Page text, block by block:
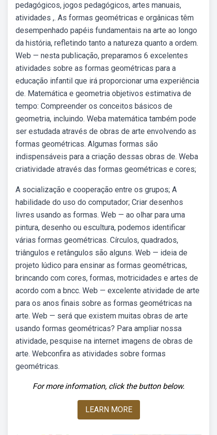
pedagógicos, jogos pedagógicos, artes manuais,
atividades ,. As formas geométricas e orgânicas têm
desempenhado papéis fundamentais na arte ao longo
da história, refletindo tanto a natureza quanto a ordem.
Web — nesta publicação, preparamos 6 excelentes
atividades sobre as formas geométricas para a
educação infantil que irá proporcionar uma experiência
de. Matemática e geometria objetivos estimativa de
tempo: Compreender os conceitos básicos de
geometria, incluindo. Weba matemática também pode
ser estudada através de obras de arte envolvendo as
formas geométricas. Algumas formas são
indispensáveis para a criação dessas obras de. Weba
criatividade através das formas geométricas e cores;
A socialização e cooperação entre os grupos; A
habilidade do uso do computador; Criar desenhos
livres usando as formas. Web — ao olhar para uma
pintura, desenho ou escultura, podemos identificar
várias formas geométricas. Círculos, quadrados,
triângulos e retângulos são alguns. Web — ideia de
projeto lúdico para ensinar as formas geométricas,
brincando com cores, formas, motricidades e artes de
acordo com a bncc. Web — excelente atividade de arte
para os anos finais sobre as formas geométricas na
arte. Web — será que existem muitas obras de arte
usando formas geométricas? Para ampliar nossa
atividade, pesquise na internet imagens de obras de
arte. Webconfira as atividades sobre formas
geométricas.
For more information, click the button below.
LEARN MORE